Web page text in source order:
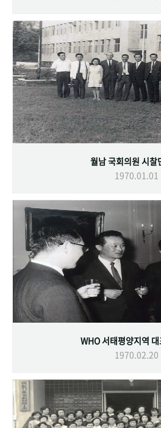
월남 국회의원 시찰
1970.01.01
WHO 서태평양지역
1970.02.20